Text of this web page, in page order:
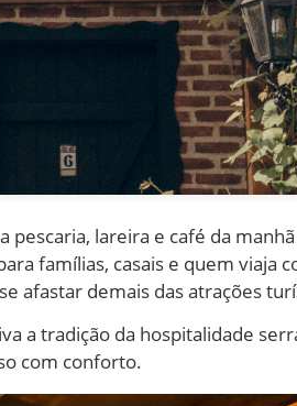
lareira e café da
famílias, casais e quem viaja
afastar demais das atrações
a tradição da hospitalidade
com conforto.